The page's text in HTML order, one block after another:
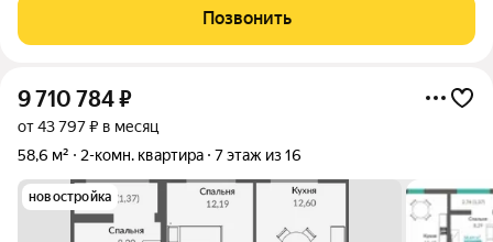
ЖК "Черника" на проспекте Александра Суворова. Общая
площадь квартиры 31 кв.м,
Позвонить
9 710 784₽
от 43 797 ₽ в месяц
58,6 м²
2-комн. квартира 7 этаж из 16
новостройка